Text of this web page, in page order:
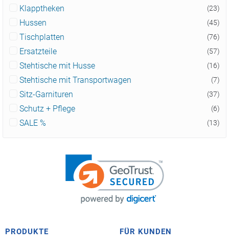
Klapptheken (23)
Hussen (45)
Tischplatten (76)
Ersatzteile (57)
Stehtische mit Husse (16)
Stehtische mit Transportwagen (7)
Sitz-Garnituren (37)
Schutz + Pflege (6)
SALE % (13)
PRODUKTE FÜR KUNDEN